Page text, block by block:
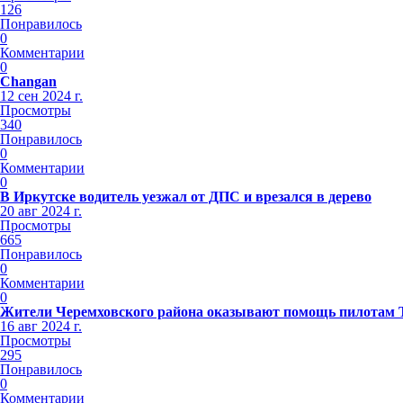
126
Понравилось
0
Комментарии
0
Changan
12 сен 2024 г.
Просмотры
340
Понравилось
0
Комментарии
0
В Иркутске водитель уезжал от ДПС и врезался в дерево
20 авг 2024 г.
Просмотры
665
Понравилось
0
Комментарии
0
Жители Черемховского района оказывают помощь
16 авг 2024 г.
Просмотры
295
Понравилось
0
Комментарии